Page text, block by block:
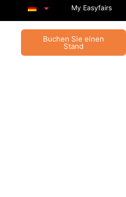
My Easyfairs
Buchen Sie einen
Stand